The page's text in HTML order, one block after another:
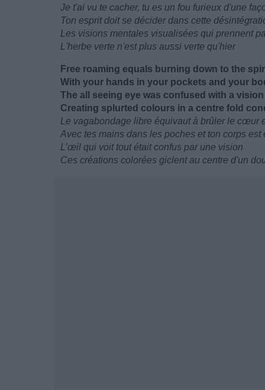
Je t'ai vu te cacher, tu es un fou furieux d'une
Ton esprit doit se décider dans cette
Les visions mentales visualisées qui prennent
L'herbe verte n'est plus aussi verte qu'hier
Free roaming equals burning down to the
With your hands in your pockets and your
The all seeing eye was confused with a vision
Creating splurted colours in a centre fold
Le vagabondage libre équivaut à brûler le cœur
Avec tes mains dans les poches et ton corps est
L’œil qui voit tout était confus par une vision
Ces créations colorées giclent au centre d'un